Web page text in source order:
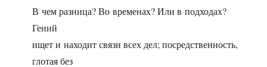
В чем разница? Во временах? Или в подходах?
Гений
ищет и находит связи всех дел; посредственность,
глотая без